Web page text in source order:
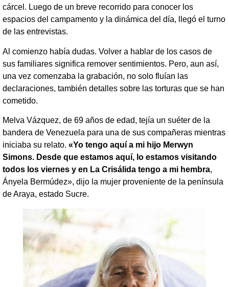
cárcel. Luego de un breve recorrido para conocer los
espacios del campamento y la dinámica del día, llegó el turno
de las entrevistas.
Al comienzo había dudas. Volver a hablar de los casos de
sus familiares significa remover sentimientos. Pero, aun así,
una vez comenzaba la grabación, no solo fluían las
declaraciones, también detalles sobre las torturas que se han
cometido.
Melva Vázquez, de 69 años de edad, tejía un suéter de la
bandera de Venezuela para una de sus compañeras mientras
iniciaba su relato. «Yo tengo aquí a mi hijo Merwyn
Simons. Desde que estamos aquí, lo estamos visitando
todos los viernes y en La Crisálida tengo a mi hembra,
Ányela Bermúdez», dijo la mujer proveniente de la península
de Araya, estado Sucre.